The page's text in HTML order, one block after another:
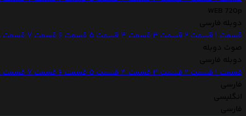
WEB 720p
دوبله فارسی
قسمت 1 قسمت 2 قسمت 3 قسمت 4 قسمت 5 قسمت 6 قسمت 7 قسمت 8
صوت دوبله
دوبله فارسی
قسمت 1 قسمت 2 قسمت 3 قسمت 4 قسمت 5 قسمت 6 قسمت 7 قسمت 8
فارسی
انگلیسی
فارسی